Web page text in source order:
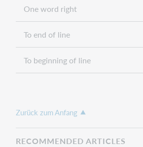
One word right
To end of line
To beginning of line
Zurück zum Anfang
RECOMMENDED ARTICLES